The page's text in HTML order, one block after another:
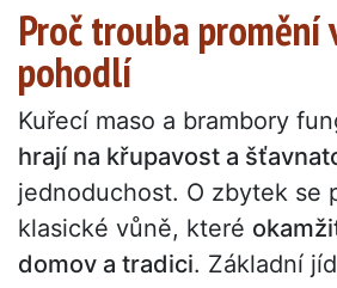
Proč trouba promění
pohodlí
Kuřecí maso a brambory
hrají na křupavost a
jednoduchost. O zbytek se
klasické vůně, které
domov a tradici. Základní